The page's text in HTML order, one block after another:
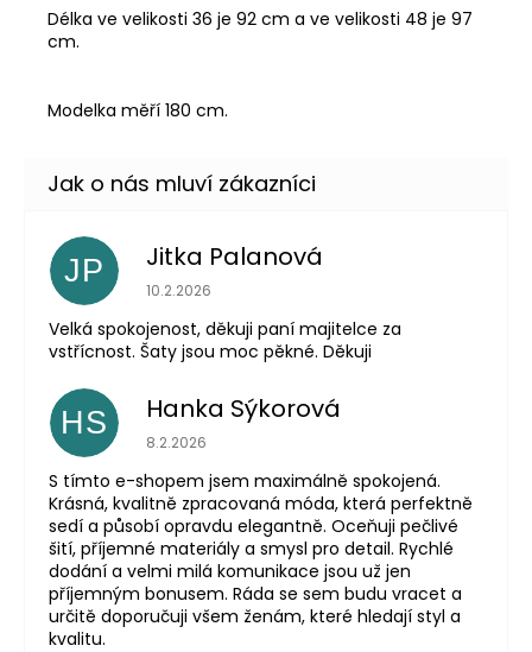
Délka ve velikosti 36 je 92 cm a ve velikosti 48 je 97
cm.
Modelka měří 180 cm.
JP Jitka Palanová
Hodnocení obchodu je 5 z 5 hvězdiček.
10.2.2026
Velká spokojenost, děkuji paní majitelce za
vstřícnost. Šaty jsou moc pěkné. Děkuji
HS Hanka Sýkorová
Hodnocení obchodu je 5 z 5 hvězdiček.
8.2.2026
S tímto e-shopem jsem maximálně spokojená.
Krásná, kvalitně zpracovaná móda, která perfektně
sedí a působí opravdu elegantně. Oceňuji pečlivé
šití, příjemné materiály a smysl pro detail. Rychlé
dodání a velmi milá komunikace jsou už jen
příjemným bonusem. Ráda se sem budu vracet a
určitě doporučuji všem ženám, které hledají styl a
kvalitu.